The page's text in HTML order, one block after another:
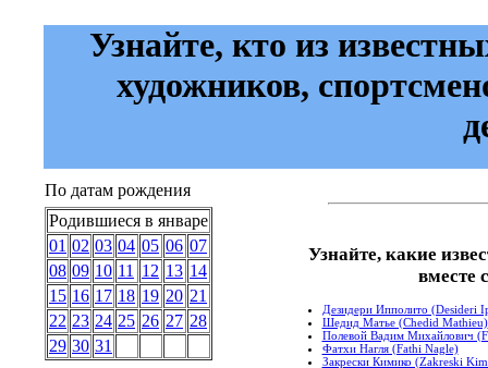
Узнайте, кто из
художников,
По датам рождения
Родившиеся в январе
01 02 03 04 05 06 07
08 09 10 11 12 13 14
15 16 17 18 19 20 21
22 23 24 25 26 27 28
29 30 31
Узнайте, какие
вместе
Дезидери Ипполито (Desideri
Шедид Матье (Chedid Mathieu)
Полевой Вадим Михайлович
Фатхи Нагля (Fathi Nagle)
Закрески Кимико (Zakreski